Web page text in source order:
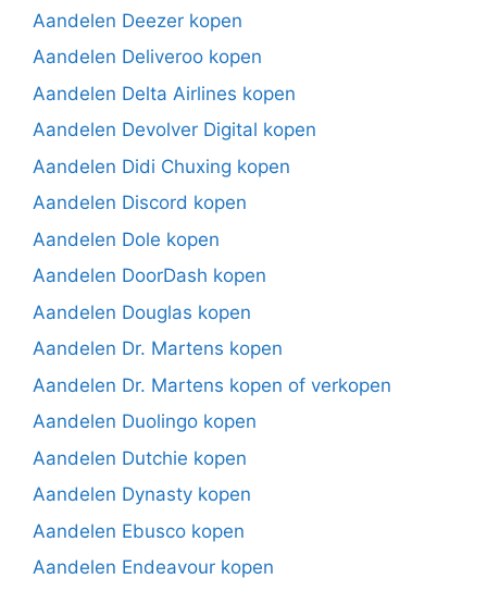
Aandelen Deezer kopen
Aandelen Deliveroo kopen
Aandelen Delta Airlines kopen
Aandelen Devolver Digital kopen
Aandelen Didi Chuxing kopen
Aandelen Discord kopen
Aandelen Dole kopen
Aandelen DoorDash kopen
Aandelen Douglas kopen
Aandelen Dr. Martens kopen
Aandelen Dr. Martens kopen of verkopen
Aandelen Duolingo kopen
Aandelen Dutchie kopen
Aandelen Dynasty kopen
Aandelen Ebusco kopen
Aandelen Endeavour kopen